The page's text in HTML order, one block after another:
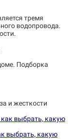
тремя
водопровода.
Подборка
и жесткости
выбрать, какую